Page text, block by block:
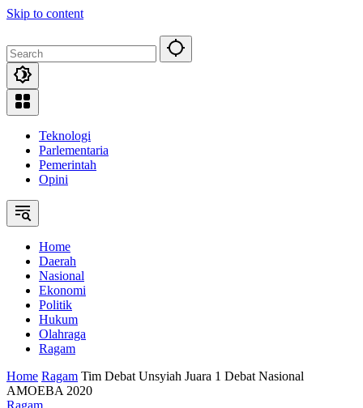
Skip to content
Teknologi
Parlementaria
Pemerintah
Opini
Home
Daerah
Nasional
Ekonomi
Politik
Hukum
Olahraga
Ragam
Home Ragam Tim Debat Unsyiah Juara 1 Debat Nasional
AMOEBA 2020
Ragam